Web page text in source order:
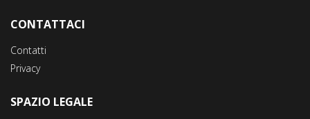
CONTATTACI
Contatti
Privacy
SPAZIO LEGALE